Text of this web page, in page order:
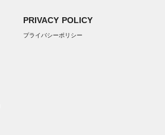
PRIVACY POLICY
プライバシーポリシー